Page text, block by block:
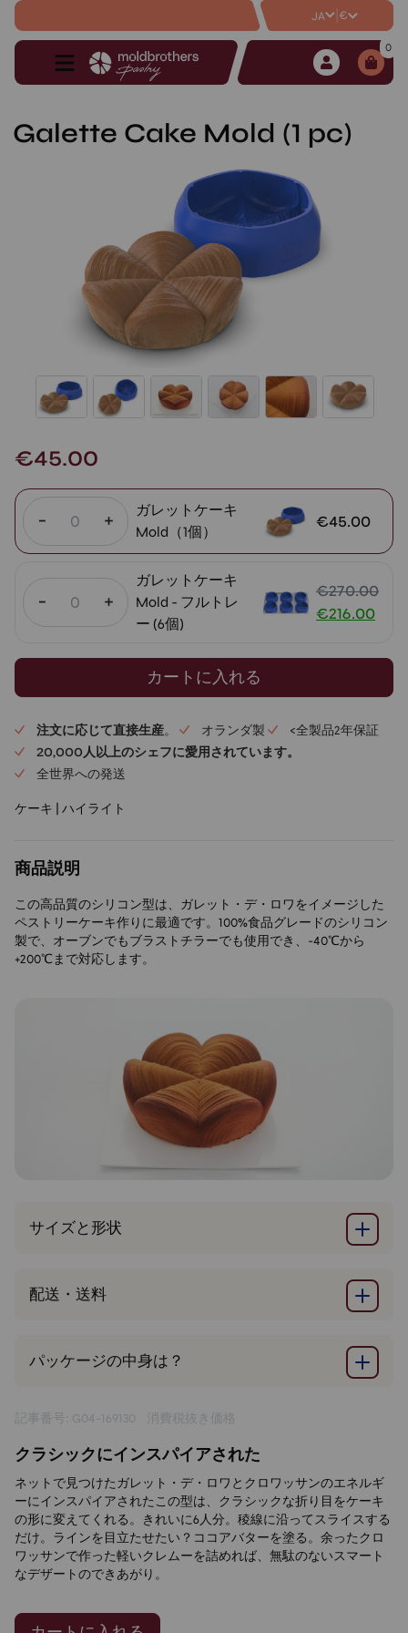
JA | €
0
Galette Cake Mold (1 pc)
€45.00
- +
ガレットケーキ
Mold（1個）
€45.00
- +
ガレットケーキ
Mold - フルトレ
ー (6個)
€270.00
元
価
270.00
€216.00
在
格
カートに入れる
注文に応じて直接生産。 オランダ製
<全製品2年保証
20,000人以上のシェフに愛用されています。
全世界への発送
ケーキ ハイライト
商品説明
この高品質のシリコン型は、ガレット・デ・ロワをイメージした
ペストリーケーキ作りに最適です。100%食品グレードのシリコン
製で、オーブンでもブラストチラーでも使用でき、-40℃から
+200℃まで対応します。
サイズと形状
配送・送料
パッケージの中身は？
記事番号: G04-169130 消費税抜き価格
クラシックにインスパイアされた
ネットで見つけたガレット・デ・ロワとクロワッサンのエネルギ
ーにインスパイアされたこの型は、クラシックな折り目をケーキ
の形に変えてくれる。きれいに6人分。稜線に沿ってスライスする
だけ。ラインを目立たせたい？ココアバターを塗る。余ったクロ
ワッサンで作った軽いクレムーを詰めれば、無駄のないスマート
なデザートのできあがり。